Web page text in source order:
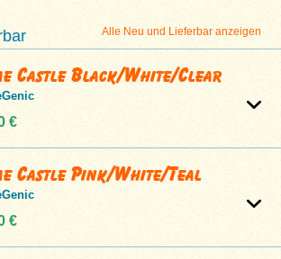
Alle Neu und Lieferbar anzeigen
Castle Black/White/Clear
€
Castle Pink/White/Teal
€